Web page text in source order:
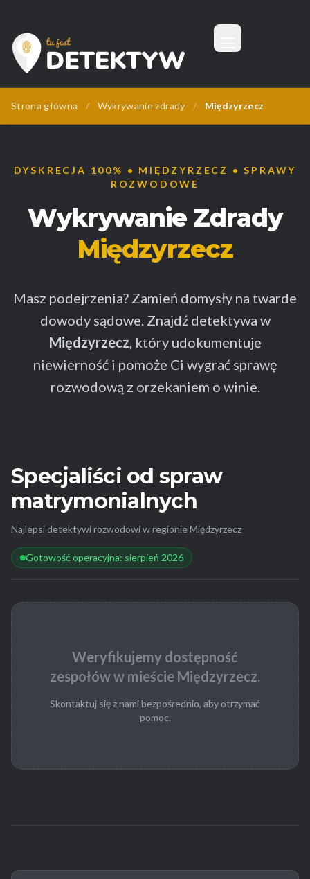
Tu Jest Detektyw
Menu
Strona główna / Wykrywanie zdrady / Międzyrzecz
DYSKRECJA 100% • MIĘDZYRZECZ • SPRAWY
ROZWODOWE
Wykrywanie Zdrady
Międzyrzecz
Masz podejrzenia? Zamień domysły na twarde
dowody sądowe. Znajdź detektywa w
Międzyrzecz, który udokumentuje
niewierność i pomoże Ci wygrać sprawę
rozwodową z orzekaniem o winie.
Specjaliści od spraw
matrymonialnych
Najlepsi detektywi rozwodowi w regionie Międzyrzecz
Gotowość operacyjna: sierpień 2026
Weryfikujemy dostępność
zespołów w mieście Międzyrzecz.
Skontaktuj się z nami bezpośrednio, aby otrzymać
pomoc.